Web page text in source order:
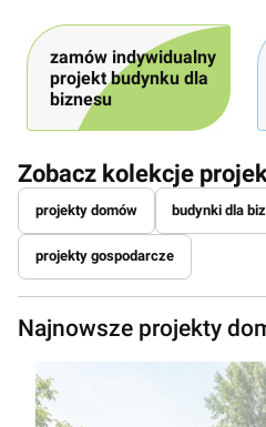
zamów indywidualny
projekt budynku dla
biznesu
Zobacz kolekcje
projekty domów budynki dla
projekty gospodarcze
Najnowsze projekty